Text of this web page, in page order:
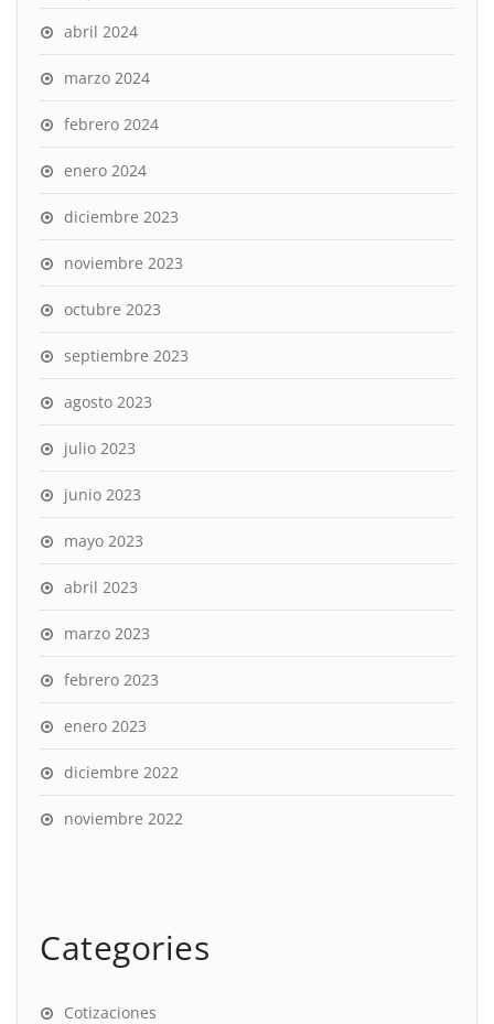
abril 2024
marzo 2024
febrero 2024
enero 2024
diciembre 2023
noviembre 2023
octubre 2023
septiembre 2023
agosto 2023
julio 2023
junio 2023
mayo 2023
abril 2023
marzo 2023
febrero 2023
enero 2023
diciembre 2022
noviembre 2022
Categories
Cotizaciones